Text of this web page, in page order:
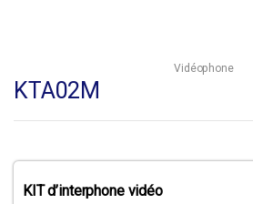
Vidéophone
KTA02M
KIT d’interphone vidéo